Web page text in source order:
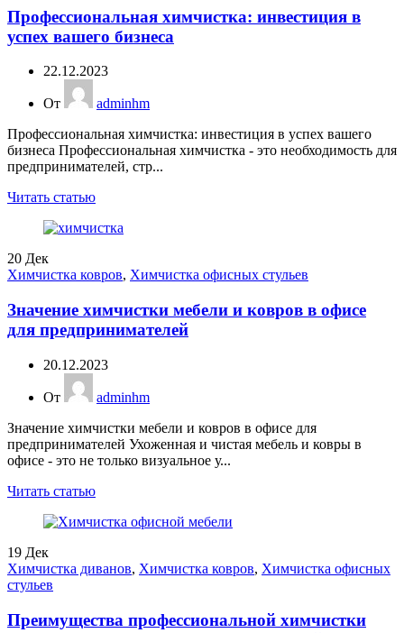
Профессиональная химчистка: инвестиция в
успех вашего бизнеса
22.12.2023
От
adminhm
Профессиональная химчистка: инвестиция в успех вашего
бизнеса Профессиональная химчистка - это необходимость для
предпринимателей, стр...
Читать статью
20 Дек
Химчистка ковров, Химчистка офисных стульев
Значение химчистки мебели и ковров в офисе
для предпринимателей
20.12.2023
От
adminhm
Значение химчистки мебели и ковров в офисе для
предпринимателей Ухоженная и чистая мебель и ковры в
офисе - это не только визуальное у...
Читать статью
19 Дек
Химчистка диванов, Химчистка ковров, Химчистка офисных
стульев
Преимущества профессиональной химчистки